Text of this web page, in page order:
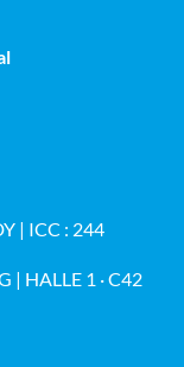
| ICC : 244
| HALLE 1 · C42